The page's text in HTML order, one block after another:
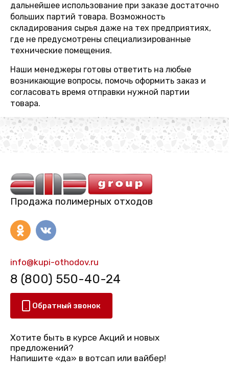
дальнейшее использование при заказе достаточно
больших партий товара. Возможность
складирования сырья даже на тех предприятиях,
где не предусмотрены специализированные
технические помещения.
Наши менеджеры готовы ответить на любые
возникающие вопросы, помочь оформить заказ и
согласовать время отправки нужной партии
товара.
Продажа полимерных отходов
info@kupi-othodov.ru
8 (800) 550-40-24
Обратный звонок
Хотите быть в курсе Акций и новых
предложений?
Напишите «да» в вотсап или вайбер!